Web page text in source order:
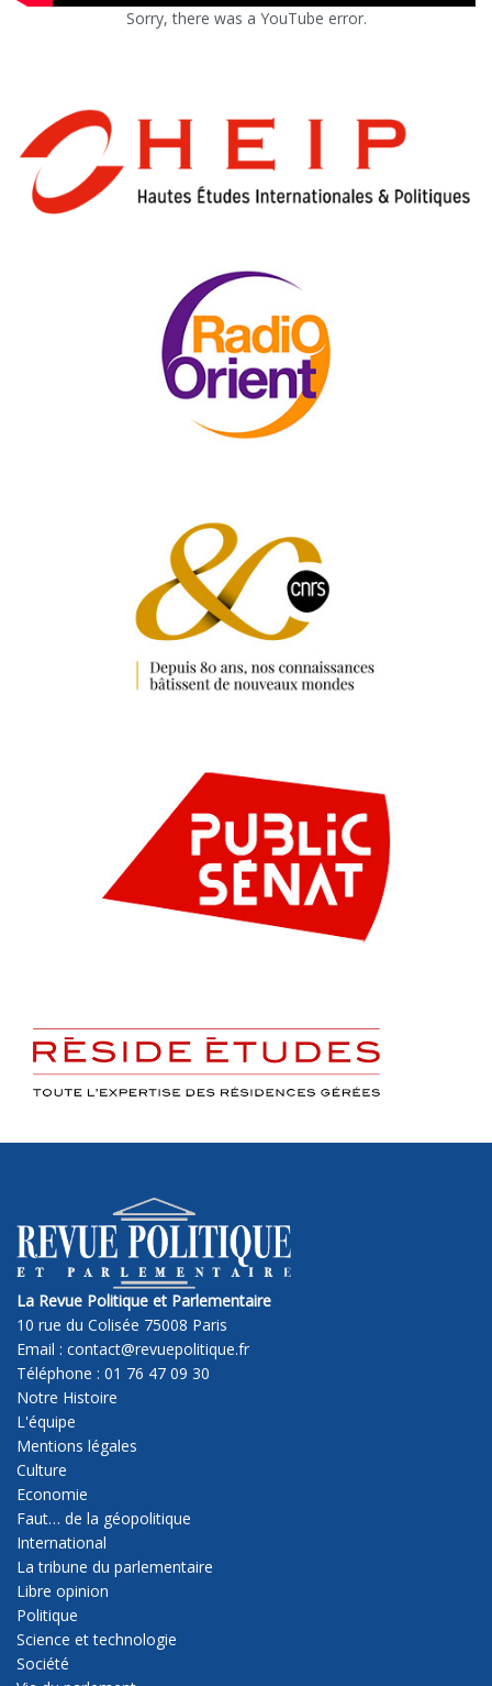
Sorry, there was a YouTube error.
La Revue Politique et Parlementaire
10 rue du Colisée 75008 Paris
Email : contact@revuepolitique.fr
Téléphone : 01 76 47 09 30
Notre Histoire
L'équipe
Mentions légales
Culture
Economie
Faut… de la géopolitique
International
La tribune du parlementaire
Libre opinion
Politique
Science et technologie
Société